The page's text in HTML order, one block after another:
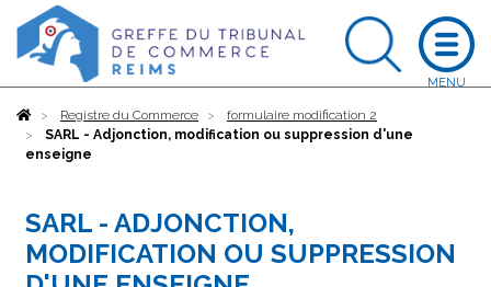
AccueilRegistre du Commerce
formulaire modification 2
SARL - Adjonction, modification ou suppression d'une
enseigne
SARL - ADJONCTION,
MODIFICATION OU SUPPRESSION